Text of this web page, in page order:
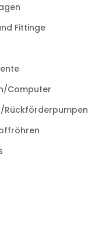
Fittinge
Computer
Rückförderpumpen